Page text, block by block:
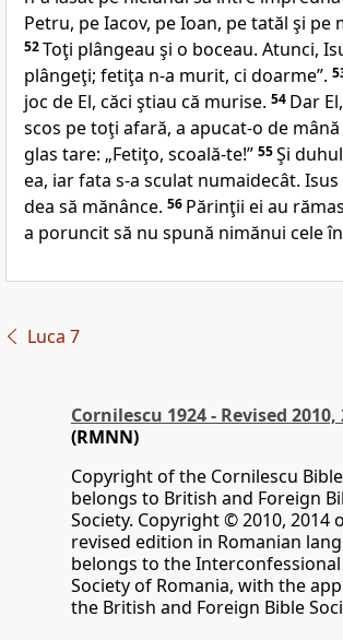
Petru, pe Iacov, pe Ioan, pe tatăl şi pe
52Toţi plângeau şi o boceau. Atunci,
plângeţi; fetiţa n-a murit, ci doarme”.
joc de El, căci ştiau că murise. 54 Dar
scos pe toţi afară, a apucat-o de
glas tare: „Fetiţo, scoală-te!” 55Şi
ea, iar fata s-a sculat numaidecât.
dea să mănânce. 56 Părinţii ei au
a poruncit să nu spună nimănui cele
Luca 7
Cornilescu 1924 - Revised 2010,
(RMNN)
Copyright of the Cornilescu
belongs to British and Foreign
Society. Copyright © 2010, 2014
revised edition in Romanian
belongs to the
Society of Romania, with the
the British and Foreign Bible